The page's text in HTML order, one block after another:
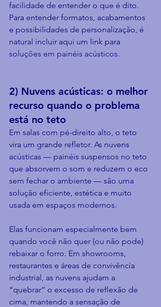
facilidade de entender o que é dito.
Para entender formatos, acabamentos
e possibilidades de personalização, é
natural incluir aqui um link para
soluções em painéis acústicos.
2) Nuvens acústicas: o melhor
recurso quando o problema
está no teto
Em salas com pé-direito alto, o teto
vira um grande refletor. As nuvens
acústicas — painéis suspensos no teto
que absorvem o som e reduzem o eco
sem fechar o ambiente — são uma
solução eficiente, estética e muito
usada em espaços modernos.
Elas funcionam especialmente bem
quando você não quer (ou não pode)
rebaixar o forro. Em showrooms,
restaurantes e áreas de convivência
industrial, as nuvens ajudam a
“quebrar” o excesso de reflexão de
cima, mantendo a sensação de